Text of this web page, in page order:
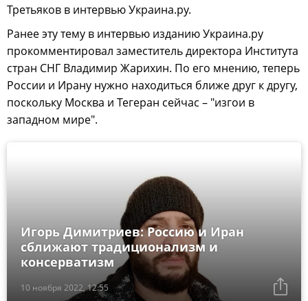
Третьяков в интервью Украина.ру.
Ранее эту тему в интервью изданию Украина.ру
прокомментировал заместитель директора Института
стран СНГ Владимир Жарихин. По его мнению, теперь
России и Ирану нужно находиться ближе друг к другу,
поскольку Москва и Тегеран сейчас – "изгои в
западном мире".
10 ноября 2022, 12:55
Игорь Димитриев: Россию и Иран
сближают традиционализм и
консерватизм